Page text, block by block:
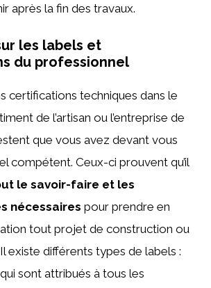
après la fin des travaux.
les labels et
du professionnel
certifications techniques dans le
de l’artisan ou l’entreprise de
que vous avez devant vous
compétent. Ceux-ci prouvent qu’il
le savoir-faire et les
nécessaires pour prendre en
tout projet de construction ou
existe différents types de labels :
sont attribués à tous les